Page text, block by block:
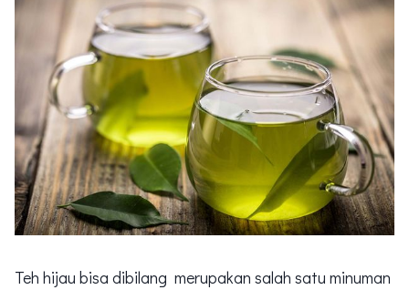
Teh hijau bisa dibilang merupakan salah satu minuman